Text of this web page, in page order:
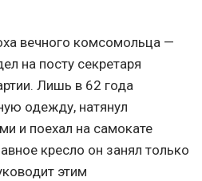
вечного комсомольца —
на посту секретаря
Лишь в 62 года
одежду, натянул
и поехал на самокате
кресло он занял только
этим